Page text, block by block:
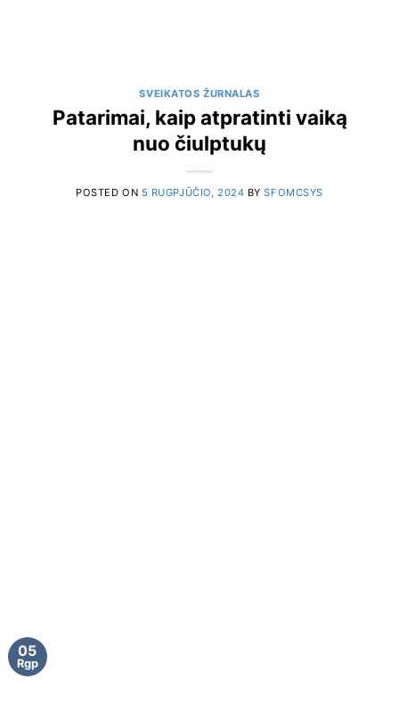
SVEIKATOS ŽURNALAS
Patarimai, kaip atpratinti vaiką
nuo čiulptukų
POSTED ON 5 RUGPJŪČIO, 2024 BYSFOMCSYS
05
Rgp